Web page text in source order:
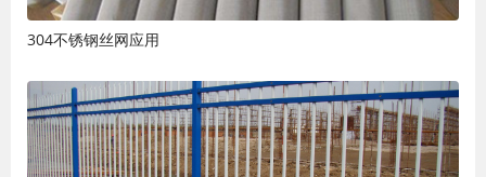
304不锈钢丝网应用